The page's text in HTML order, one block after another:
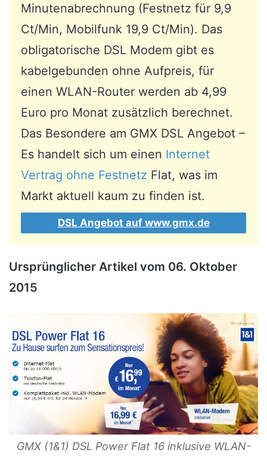
Minutenabrechnung (Festnetz für 9,9
Ct/Min, Mobilfunk 19,9 Ct/Min). Das
obligatorische DSL Modem gibt es
kabelgebunden ohne Aufpreis, für
einen WLAN-Router werden ab 4,99
Euro pro Monat zusätzlich berechnet.
Das Besondere am GMX DSL Angebot –
Es handelt sich um einen Internet
Vertrag ohne Festnetz Flat, was im
Markt aktuell kaum zu finden ist.
DSL Angebot auf www.gmx.de
Ursprünglicher Artikel vom 06. Oktober
2015
GMX (1&1) DSL Power Flat 16 inklusive WLAN-